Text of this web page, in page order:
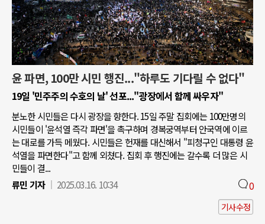
윤 파면, 100만 시민 행진..."하루도 기다릴 수 없다"
19일 '민주주의 수호의 날' 선포..."광장에서 함께 싸우자"
분노한 시민들은 다시 광장을 향한다. 15일 주말 집회에는 100만명의
시민들이 '윤석열 즉각 파면'을 촉구하며 경복궁역부터 안국역에 이르
는 대로를 가득 메웠다. 시민들은 헌재를 대신해서 "피청구인 대통령 윤
석열을 파면한다"고 함께 외쳤다. 집회 후 행진에는 갈수록 더 많은 시
민들이 결...
류민 기자
2025.03.16. 10:34 0
기사수정